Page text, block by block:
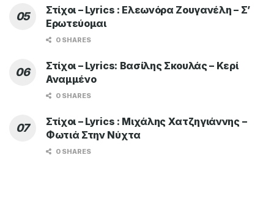
Στίχοι – Lyrics : Ελεωνόρα Ζουγανέλη – Σ’
Ερωτεύομαι
0 SHARES
Στίχοι – Lyrics: Βασίλης Σκουλάς – Κερί
Αναμμένο
0 SHARES
Στίχοι – Lyrics : Μιχάλης Χατζηγιάννης –
Φωτιά Στην Νύχτα
0 SHARES